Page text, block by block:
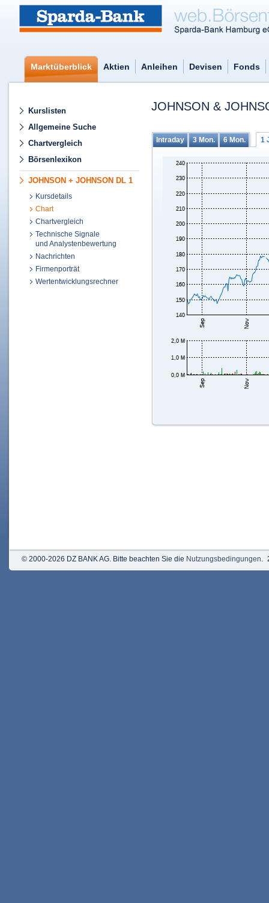
Marktüberblick Aktien Anleihen Devisen Fonds
Kurslisten
Allgemeine Suche
Chartvergleich
Börsenlexikon
JOHNSON + JOHNSON DL 1
Kursdetails
Chart
Chartvergleich
Technische Signale
und Analystenbewertung
Nachrichten
Firmenporträt
Wertentwicklungsrechner
JOHNSON &
Intraday 3 Mon. 6 Mon. 1
© 2000-2026 DZ BANK AG. Bitte beachten Sie die Nutzungsbedingungen.